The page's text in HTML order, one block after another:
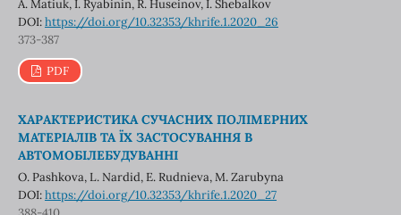
A. Matiuk, I. Ryabinin, R. Huseinov, I. Shebalkov
DOI:https://doi.org/10.32353/khrife.1.2020_26
373-387
PDF
ХАРАКТЕРИСТИКА СУЧАСНИХ ПОЛІМЕРНИХ
МАТЕРІАЛІВ ТА ЇХ ЗАСТОСУВАННЯ В
АВТОМОБІЛЕБУДУВАННІ
O. Pashkova, L. Nardid, E. Rudnieva, M. Zarubyna
DOI:https://doi.org/10.32353/khrife.1.2020_27